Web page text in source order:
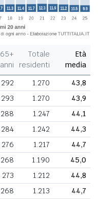
65+
anni
Totale
residenti
Età
media
292 1.270
43,8
293 1.270
43,9
288 1.247
44,1
284 1.242
44,3
276 1.217
44,7
268 1.190
45,0
273 1.212
44,8
268 1.213
44,7